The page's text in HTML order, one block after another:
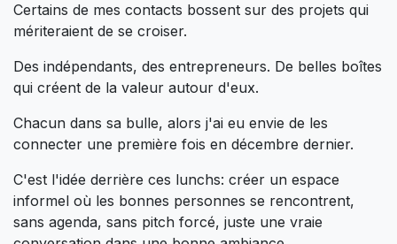
Certains de mes contacts bossent sur des projets qui
mériteraient de se croiser.
Des indépendants, des entrepreneurs. De belles boîtes
qui créent de la valeur autour d'eux.
Chacun dans sa bulle, alors j'ai eu envie de les
connecter une première fois en décembre dernier.
C'est l'idée derrière ces lunchs: créer un espace
informel où les bonnes personnes se rencontrent,
sans agenda, sans pitch forcé, juste une vraie